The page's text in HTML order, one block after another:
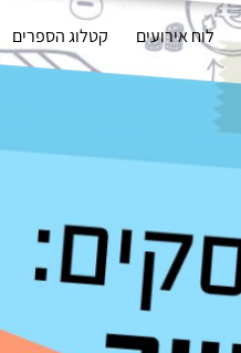
לוח אירועים קטלוג הספרים